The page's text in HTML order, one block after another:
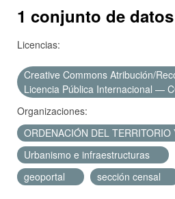
Acerca de
1 conjunto de
Licencias:
Creative Commons Atribución/
Licencia Pública Internacional —
Organizaciones:
ORDENACIÓN DEL TERRITORIO
Urbanismo e infraestructuras
geoportal
sección censal